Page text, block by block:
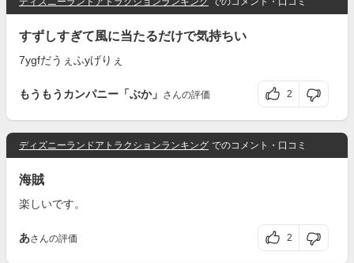
すずしすぎて風に当たるだけで気持ちい
7ygfだうぇふyげりぇ
もうもうカンパニー「ぶか」 さんの評価 2
ディズニーランドアトラクションランキング でのコメント・口コミ
海賊
楽しいです。
あさんの評価 2